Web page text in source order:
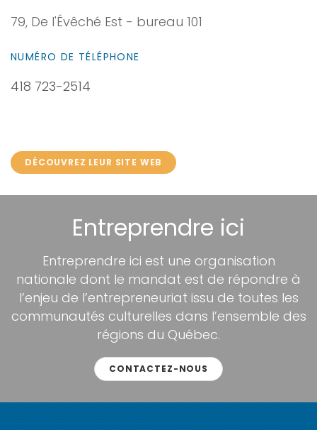
79, De l'Évêché Est - bureau 101
NUMÉRO DE TÉLÉPHONE
418 723-2514
DÉCOUVREZ LEUR SITE WEB
Entreprendre ici
Entreprendre ici est une organisation
nationale dont le mandat est de répondre à
l’enjeu de l’entrepreneuriat issu de toutes les
communautés culturelles dans l’ensemble des
régions du Québec.
CONTACTEZ-NOUS